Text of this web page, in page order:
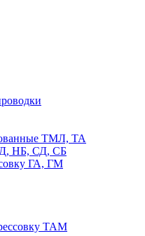
ТМЛ, ТА
НБ, СД, СБ
ГА, ГМ
ТАМ